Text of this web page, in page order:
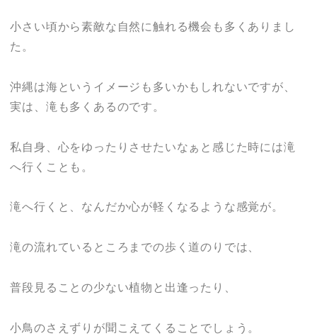
小さい頃から素敵な自然に触れる機会も多くありまし
た。
沖縄は海というイメージも多いかもしれないですが、
実は、滝も多くあるのです。
私自身、心をゆったりさせたいなぁと感じた時には滝
へ行くことも。
滝へ行くと、なんだか心が軽くなるような感覚が。
滝の流れているところまでの歩く道のりでは、
普段見ることの少ない植物と出逢ったり、
小鳥のさえずりが聞こえてくることでしょう。